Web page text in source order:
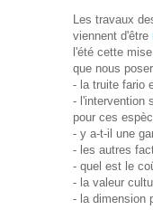
Les travaux
viennent d'être
l'été cette
que nous
- la truite fario
- l'intervention
pour ces
- y a-t-il une
- les autres
- quel est le
- la valeur
- la dimension